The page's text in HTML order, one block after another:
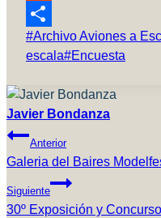
Reddit
Compartir
Etiquetas
de
entrada:
#Archivo Aviones a
escala#Encuesta
Javier Bondanza
Navegación
De
Entradas
Anterior
Galeria del Baires
Siguiente
30º Exposición y